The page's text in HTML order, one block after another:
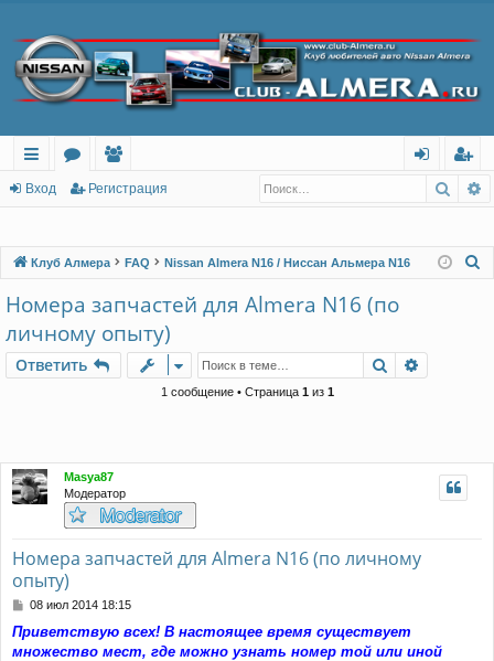
с
лк
о
м
ол
ов
и
ег
тр
Вход Регистрация
Клуб Алмера FAQ Nissan Almera N16 / Ниссан Альмера N16
Номера запчастей для Almera N16 (по
личному опыту)
Ответить Поиск
1 сообщение • Страница 1из 1
Masya87
Модератор
Номера запчастей для Almera N16 (по личному
опыту)
С
о
б
08 июл 2014 18:15
Приветствую всех! В настоящее время существует
множество мест, где можно узнать номер той или иной